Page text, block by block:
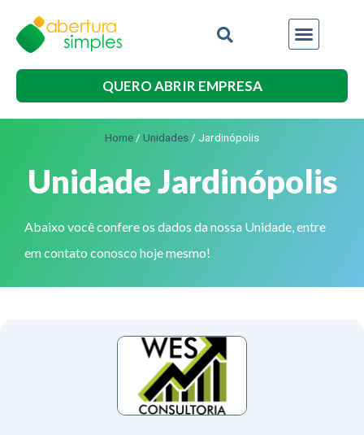
QUERO ABRIR EMPRESA
Home / Unidades / Jardinópolis
Unidade Jardinópolis
Abaixo você confere os dados da nossa Unidade, entre
em contato conosco hoje mesmo!